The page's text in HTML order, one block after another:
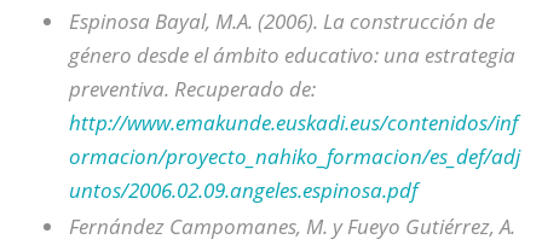
Espinosa Bayal, M.A. (2006). La construcción de
género desde el ámbito educativo: una estrategia
preventiva. Recuperado de:
http://www.emakunde.euskadi.eus/contenidos/inf
ormacion/proyecto_nahiko_formacion/es_def/adj
untos/2006.02.09.angeles.espinosa.pdf
Fernández Campomanes, M. y Fueyo Gutiérrez, A.